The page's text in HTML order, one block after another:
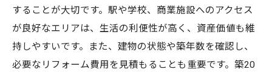
することが大切です。駅や学校、商業施設へのアクセス
が良好なエリアは、生活の利便性が高く、資産価値も維
持しやすいです。また、建物の状態や築年数を確認し、
必要なリフォーム費用を見積もることも重要です。築20